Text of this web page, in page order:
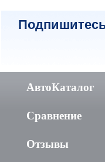
АвтоКаталог
Сравнение
Отзывы